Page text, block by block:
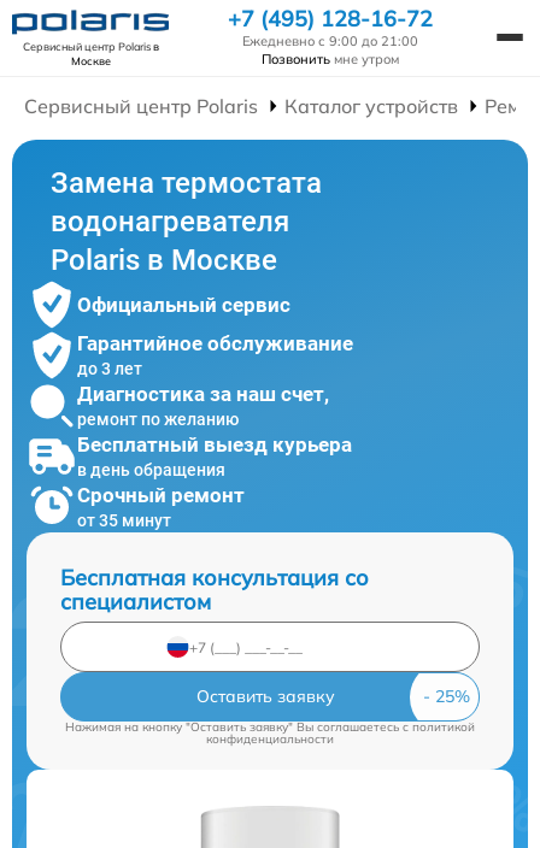
Сервисный центр Polarisв
Москве
+7 (495) 128-16-72
Ежедневно с 9:00 до 21:00
Позвонить мне утром
Сервисный центр Polaris Каталог устройств
Замена термостата
водонагревателя
Polaris в Москве
Официальный сервис
Гарантийное обслуживание
до 3 лет
Диагностика за наш счет,
ремонт по желанию
Бесплатный выезд курьера
в день обращения
Срочный ремонт
от 35 минут
Бесплатная консультация со
специалистом
Оставить заявку
Нажимая на кнопку "Оставить заявку" Вы соглашаетесь cполитикой
конфиденциальности